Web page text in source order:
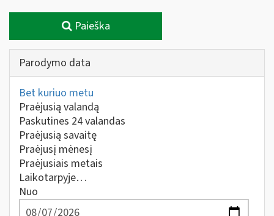
Paieška
Parodymo data
Bet kuriuo metu
Praėjusią valandą
Paskutines 24 valandas
Praėjusią savaitę
Praėjusį mėnesį
Praėjusiais metais
Laikotarpyje…
Nuo